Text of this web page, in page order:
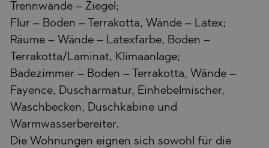
Trennwände – Ziegel;
Flur – Boden – Terrakotta, Wände – Latex;
Räume – Wände – Latexfarbe, Boden –
Terrakotta/Laminat, Klimaanlage;
Badezimmer – Boden – Terrakotta, Wände –
Fayence, Duscharmatur, Einhebelmischer,
Waschbecken, Duschkabine und
Warmwasserbereiter.
Die Wohnungen eignen sich sowohl für die